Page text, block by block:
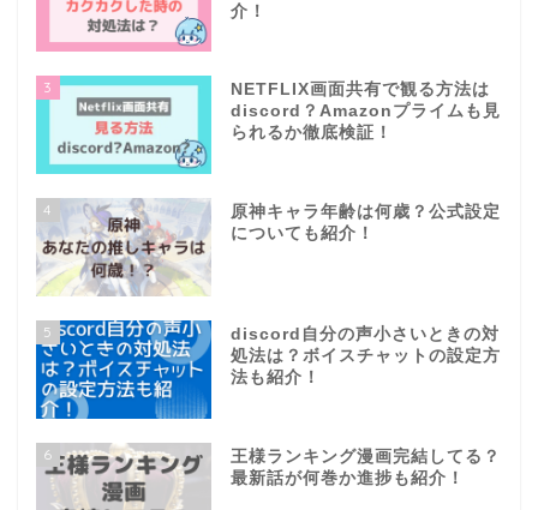
介！
3
NETFLIX画面共有で観る方法は
discord？Amazonプライムも見
られるか徹底検証！
4
原神キャラ年齢は何歳？公式設定
についても紹介！
5
discord自分の声小さいときの対
処法は？ボイスチャットの設定方
法も紹介！
6
王様ランキング漫画完結してる？
最新話が何巻か進捗も紹介！